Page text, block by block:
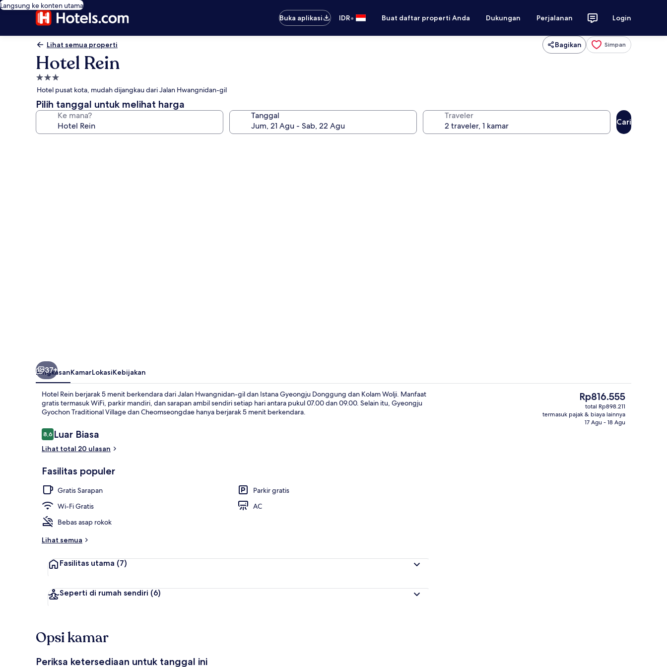
Langsung ke konten utama
Buka aplikasi
IDR• Buat daftar properti Anda Dukungan Perjalanan Login
Lihat semua properti Bagikan Simpan
Hotel Rein
Properti
bintang
3.0
Hotel pusat kota, mudah dijangkau dari Jalan Hwangnidan-gil
Pilih tanggal untuk melihat harga
Ke mana? Tanggal Traveler
Cari
Resepsionis
37+
RingkasanKamarLokasiKebijakan
Hotel Rein berjarak 5 menit berkendara dari Jalan Hwangnidan-gil dan Istana Gyeongju Donggung dan Kolam Wolji. Manfaat
gratis termasuk WiFi, parkir mandiri, dan sarapan ambil sendiri setiap hari antara pukul 07.00 dan 09.00. Selain itu, Gyeongju
Gyochon Traditional Village dan Cheomseongdae hanya berjarak 5 menit berkendara.
Ulasan
8,68,6 dari 10
Luar Biasa
Lihat total 20 ulasan
Fasilitas populer
Gratis Sarapan
Parkir gratis
Wi-Fi Gratis
AC
Bebas asap rokok
Lihat semua
Fasilitas utama (7)
Seperti di rumah sendiri (6)
Harga
saat
ini
Rp816.555
Rp816.555
total Rp898.211
termasuk pajak & biaya lainnya
17 Agu - 18 Agu
Opsi kamar
Periksa ketersediaan untuk tanggal ini